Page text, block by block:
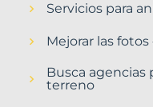
Servicios para
Mejorar las
Busca agencias
terreno